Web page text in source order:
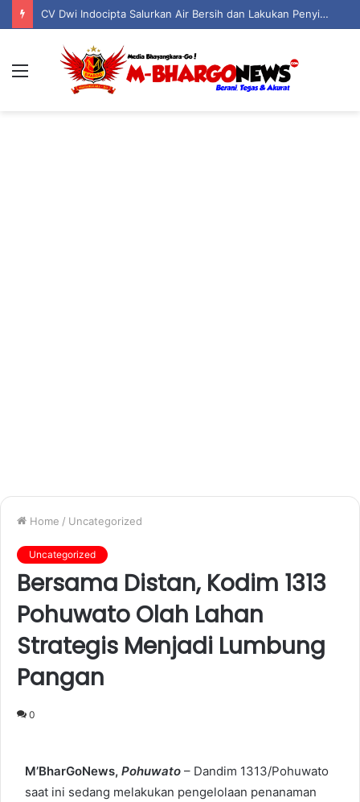
CV Dwi Indocipta Salurkan Air Bersih dan Lakukan Penyiraman Jalan untuk Warga Desa Motoduto
Home / Uncategorized
Uncategorized
Bersama Distan, Kodim 1313
Pohuwato Olah Lahan
Strategis Menjadi Lumbung
Pangan
0
M’BharGoNews, Pohuwato – Dandim 1313/Pohuwato
saat ini sedang melakukan pengelolaan penanaman